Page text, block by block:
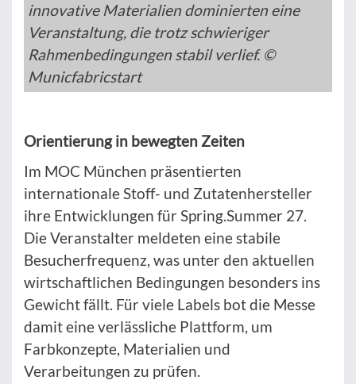
innovative Materialien dominierten eine
Veranstaltung, die trotz schwieriger
Rahmenbedingungen stabil verlief. ©
Municfabricstart
Orientierung in bewegten Zeiten
Im MOC München präsentierten
internationale Stoff- und Zutatenhersteller
ihre Entwicklungen für Spring.Summer 27.
Die Veranstalter meldeten eine stabile
Besucherfrequenz, was unter den aktuellen
wirtschaftlichen Bedingungen besonders ins
Gewicht fällt. Für viele Labels bot die Messe
damit eine verlässliche Plattform, um
Farbkonzepte, Materialien und
Verarbeitungen zu prüfen.